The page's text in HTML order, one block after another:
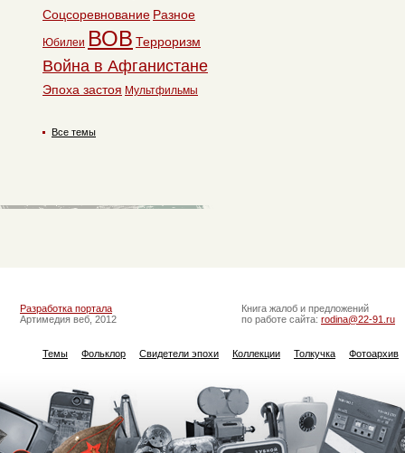
Соцсоревнование Разное
Юбилеи ВОВ Терроризм
Война в Афганистане
Эпоха застоя Мультфильмы
Все темы
Разработка портала
Артимедия веб, 2012
Книга жалоб и предложений
по работе сайта: rodina@22-91.ru
Темы Фольклор Свидетели эпохи Коллекции Толкучка Фотоархив